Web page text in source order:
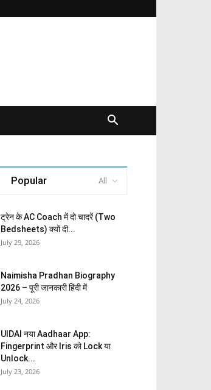
Popular All
ट्रेन के AC Coach में दो चादरें (Two
Bedsheets) क्यों दी...
July 29, 2026
Naimisha Pradhan Biography
2026 – पूरी जानकारी हिंदी में
July 24, 2026
UIDAI नया Aadhaar App:
Fingerprint और Iris को Lock या
Unlock...
July 23, 2026